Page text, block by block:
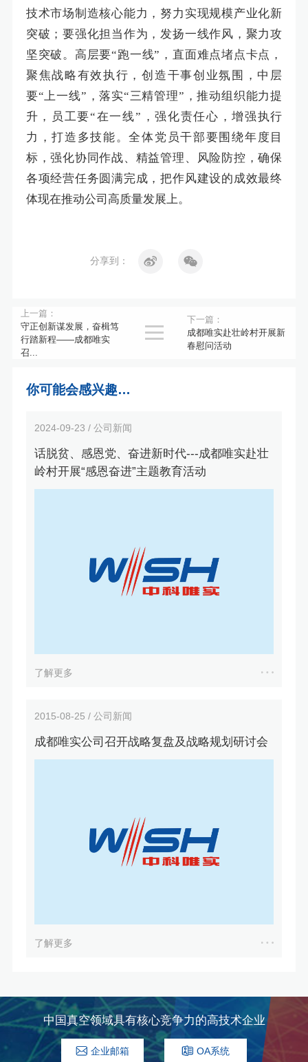
技术市场制造核心能力，努力实现规模产业化新
突破；要强化担当作为，发扬一线作风，聚力攻
坚突破。 高层要“跑一线”，直面难点堵点卡点，
聚焦战略有效执行，创造干事创业氛围，中层
要“上一线”，落实“三精管理”，推动组织能力提
升，员工要“在一线”，强化责任心，增强执行
力，打造多技能。全体党员干部要围绕年度目
标，强化协同作战、精益管理、风险防控，确保
各项经营任务圆满完成，把作风建设的成效最终
体现在推动公司高质量发展上。
分享到：
上一篇：
守正创新谋发展，奋楫笃
行踏新程——成都唯实
召...
下一篇：
成都唯实赴壮岭村开展新
春慰问活动

你可能会感兴趣…
2024-09-23 / 公司新闻
话脱贫、感恩党、奋进新时代---成都唯实赴壮
岭村开展“感恩奋进”主题教育活动
了解更多
2015-08-25 / 公司新闻
成都唯实公司召开战略复盘及战略规划研讨会
了解更多
中国真空领域具有核心竞争力的高技术企业
企业邮箱 OA系统